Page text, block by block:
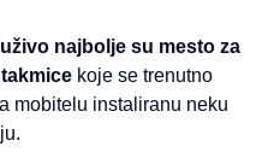
najbolje su mesto za
koje se trenutno
mobitelu instaliranu neku